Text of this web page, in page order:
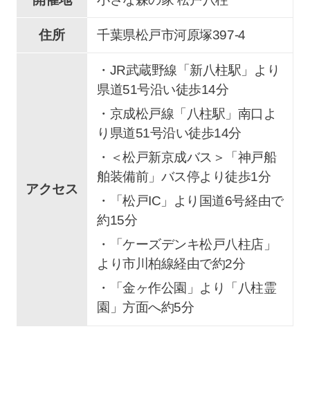
住所 千葉県松戸市河原塚397-4
アクセス
・JR武蔵野線「新八柱駅」より
県道51号沿い徒歩14分
・京成松戸線「八柱駅」南口よ
り県道51号沿い徒歩14分
・＜松戸新京成バス＞「神戸船
舶装備前」バス停より徒歩1分
・「松戸IC」より国道6号経由で
約15分
・「ケーズデンキ松戸八柱店」
より市川柏線経由で約2分
・「金ヶ作公園」より「八柱霊
園」方面へ約5分